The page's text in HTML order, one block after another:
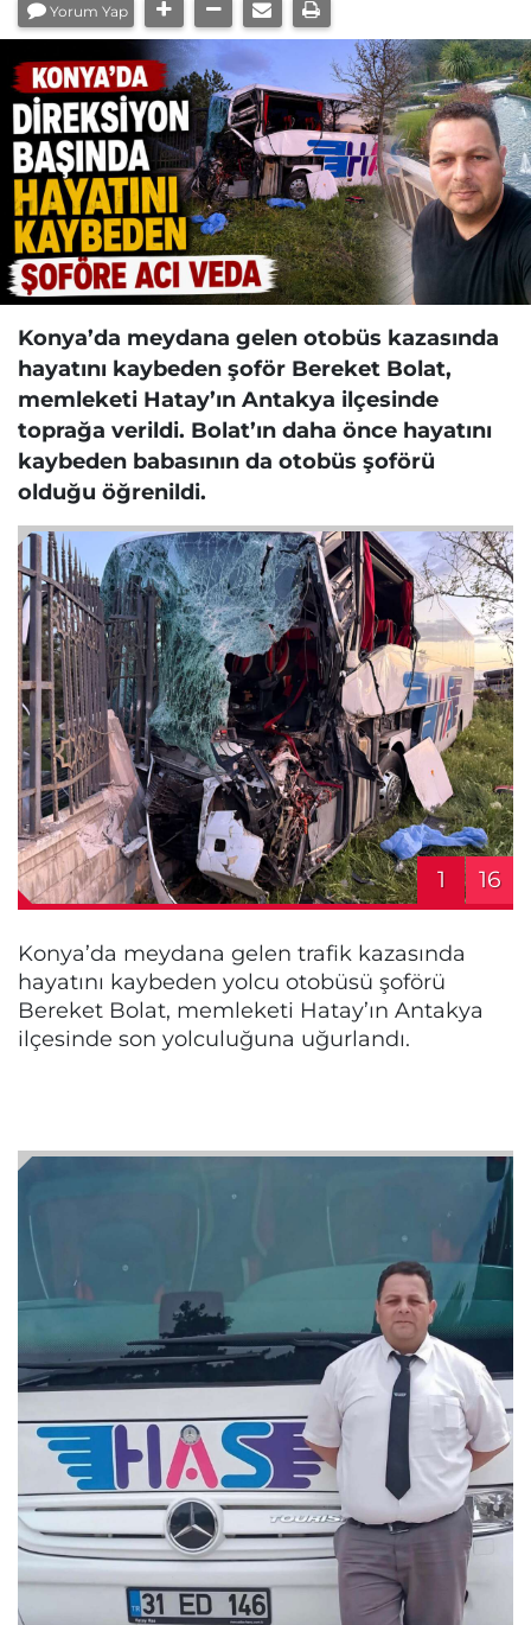
Yorum Yap
Konya’da meydana gelen otobüs kazasında
hayatını kaybeden şoför Bereket Bolat,
memleketi Hatay’ın Antakya ilçesinde
toprağa verildi. Bolat’ın daha önce hayatını
kaybeden babasının da otobüs şoförü
olduğu öğrenildi.
1 16
Konya’da meydana gelen trafik kazasında
hayatını kaybeden yolcu otobüsü şoförü
Bereket Bolat, memleketi Hatay’ın Antakya
ilçesinde son yolculuğuna uğurlandı.